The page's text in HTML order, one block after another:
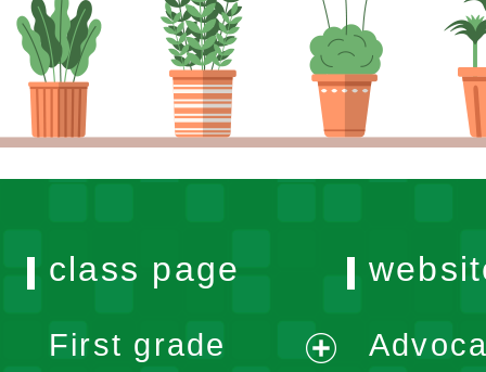
class page
First grade